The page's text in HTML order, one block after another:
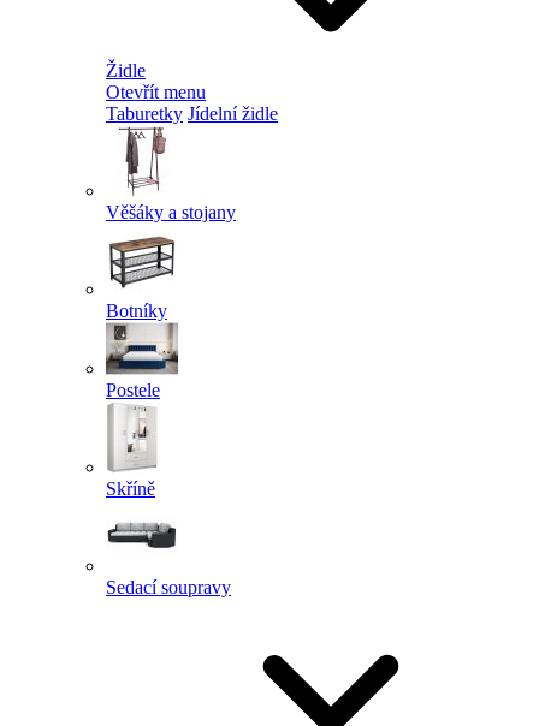
Židle
Otevřít menu
Taburetky Jídelní židle
Věšáky a stojany
Botníky
Postele
Skříně
Sedací soupravy